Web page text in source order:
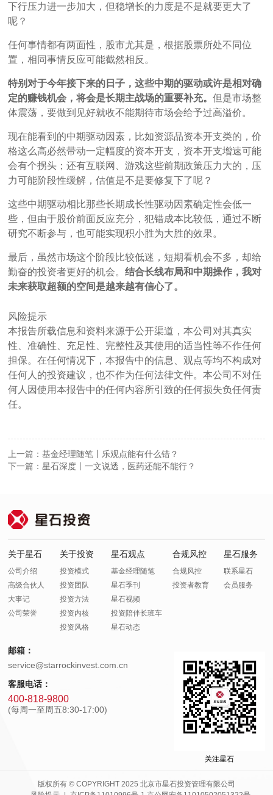
下行压力进一步加大，但稳增长的力度是不是就要更大了
呢？
任何事情都有两面性，股市尤其是，根据股票所处不同位
置，相同事情反应可能截然相反。
特别对于今年接下来的日子，这些中期的驱动或许是相对确
定的赚钱机会，将会是长期主战场的重要补充。但是市场整
体震荡，要做到见好就收不能期待市场会给予过高溢价。
现在能看到的中期驱动因素，比如资源品资本开支类的，价
格这么高必然带动一定幅度的资本开支，资本开支增速可能
会有个拐头；还有互联网、游戏这些前期政策压力大的，压
力可能阶段性缓解，估值是不是要修复下了呢？
这些中期驱动相比那些长期成长性驱动因素确定性会低一
些，但由于股价前面反应充分，犯错成本比较低，通过不断
研究不断参与，也可能实现积小胜为大胜的效果。
最后，虽然市场这个阶段比较低迷，短期看机会不多，却给
勤奋的投资者更好的机会。结合长线布局和中期操作，我对
未来获取超额的空间是越来越有信心了。
风险提示
本报告所载信息和资料来源于公开渠道，本公司对其真实
性、准确性、充足性、完整性及其使用的适当性等不作任何
担保。在任何情况下，本报告中的信息、观点等均不构成对
任何人的投资建议，也不作为任何法律文件。本公司不对任
何人因使用本报告中的任何内容所引致的任何损失负任何责
任。
上一篇：基金经理随笔丨乐观点能有什么错？
下一篇：星石深度丨一文说透，医药还能不能行？
关于星石
公司介绍
高级合伙人
大事记
公司荣誉
关于投资
投资模式
投资团队
投资方法
投资内核
投资风格
星石观点
基金经理随笔
星石季刊
星石视频
投资陪伴长班车
星石动态
合规风控
合规风控
投资者教育
星石服务
联系星石
会员服务
邮箱：
service@starrockinvest.com.cn
客服电话：
400-818-9800
(每周一至周五8:30-17:00)
关注星石
版权所有 © COPYRIGHT 2025 北京市星石投资管理有限公司